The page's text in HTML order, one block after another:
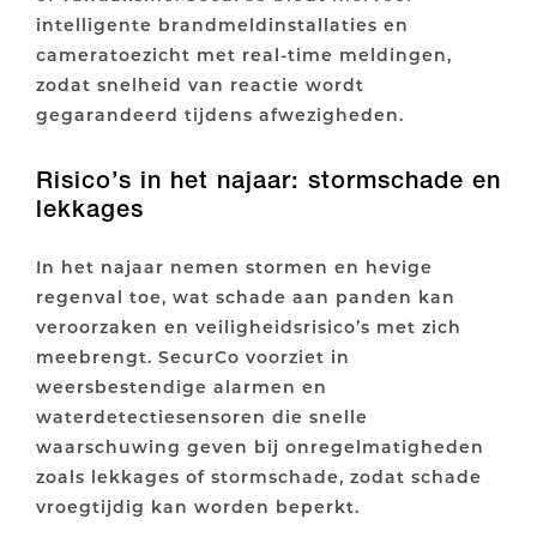
intelligente brandmeldinstallaties en
cameratoezicht met real-time meldingen,
zodat snelheid van reactie wordt
gegarandeerd tijdens afwezigheden.
Risico’s in het najaar: stormschade en
lekkages
In het najaar nemen stormen en hevige
regenval toe, wat schade aan panden kan
veroorzaken en veiligheidsrisico’s met zich
meebrengt. SecurCo voorziet in
weersbestendige alarmen en
waterdetectiesensoren die snelle
waarschuwing geven bij onregelmatigheden
zoals lekkages of stormschade, zodat schade
vroegtijdig kan worden beperkt.